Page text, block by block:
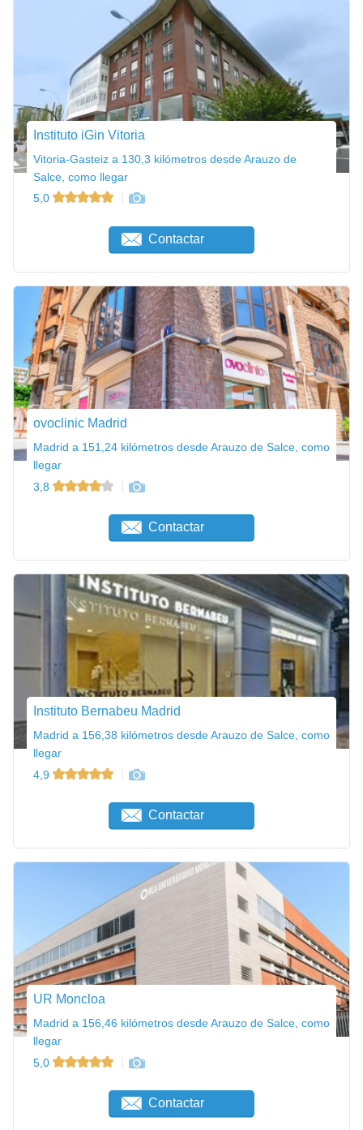
Instituto iGin Vitoria
Vitoria-Gasteiz a 130,3 kilómetros desde Arauzo de
Salce, como llegar
5,0
Contactar
ovoclinic Madrid
Madrid a 151,24 kilómetros desde Arauzo de Salce, como
llegar
3,8
Contactar
Instituto Bernabeu Madrid
Madrid a 156,38 kilómetros desde Arauzo de Salce, como
llegar
4,9
Contactar
UR Moncloa
Madrid a 156,46 kilómetros desde Arauzo de Salce, como
llegar
5,0
Contactar